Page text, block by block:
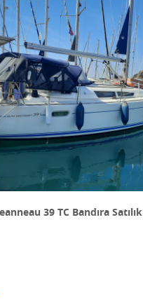
39 TC Bandıra Satılık